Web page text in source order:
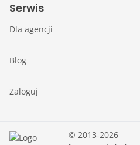
Serwis
Dla agencji
Blog
Zaloguj
© 2013-2026